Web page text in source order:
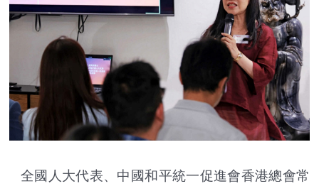
全國人大代表、中國和平統一促進會香港總會常